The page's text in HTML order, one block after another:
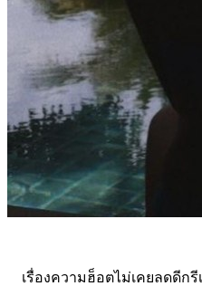
เรื่องความฮ็อตไม่เคยลดดีกรี